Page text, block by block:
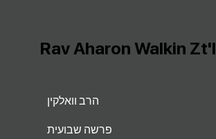
הרב וואלקין
פרשה שבועית
Rav Aharon Walkin Zt'l